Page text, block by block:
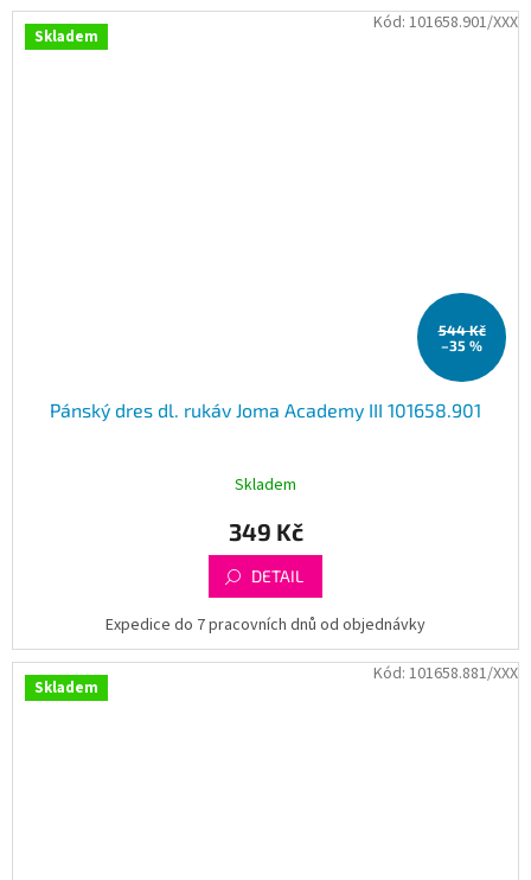
Skladem
544 Kč
–35 %
Pánský dres dl. rukáv Joma Academy III 101658.901
Skladem
349 Kč
DETAIL
Expedice do 7 pracovních dnů od objednávky
Kód: 101658.901/XXX
Skladem
Kód: 101658.881/XXX